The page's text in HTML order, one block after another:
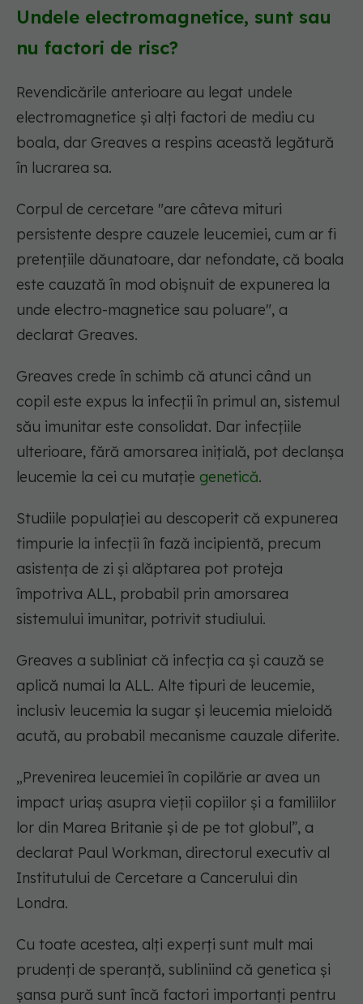
Undele electromagnetice, sunt sau
nu factori de risc?
Revendicările anterioare au legat undele
electromagnetice și alți factori de mediu cu
boala, dar Greaves a respins această legătură
în lucrarea sa.
Corpul de cercetare "are câteva mituri
persistente despre cauzele leucemiei, cum ar fi
pretențiile dăunatoare, dar nefondate, că boala
este cauzată în mod obișnuit de expunerea la
unde electro-magnetice sau poluare", a
declarat Greaves.
Greaves crede în schimb că atunci când un
copil este expus la infecții în primul an, sistemul
său imunitar este consolidat. Dar infecțiile
ulterioare, fără amorsarea inițială, pot declanșa
leucemie la cei cu mutație genetică.
Studiile populației au descoperit că expunerea
timpurie la infecții în fază incipientă, precum
asistența de zi și alăptarea pot proteja
împotriva ALL, probabil prin amorsarea
sistemului imunitar, potrivit studiului.
Greaves a subliniat că infecția ca și cauză se
aplică numai la ALL. Alte tipuri de leucemie,
inclusiv leucemia la sugar și leucemia mieloidă
acută, au probabil mecanisme cauzale diferite.
„Prevenirea leucemiei în copilărie ar avea un
impact uriaș asupra vieții copiilor și a familiilor
lor din Marea Britanie și de pe tot globul”, a
declarat Paul Workman, directorul executiv al
Institutului de Cercetare a Cancerului din
Londra.
Cu toate acestea, alți experți sunt mult mai
prudenți de speranță, subliniind că genetica și
șansa pură sunt încă factori importanți pentru